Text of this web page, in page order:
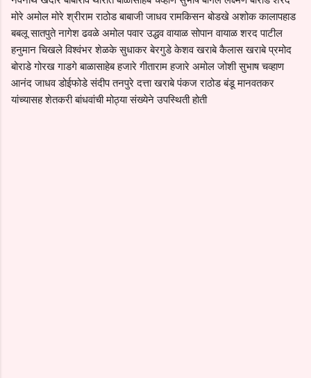
मोरे अमोल मोरे श्रीराम राठोड बाबाजी जाधव रामकिसन बोडखे अशोक कालापहाड
बबलू सातपुते नागेश ढवळे अमोल पवार उद्धव वायाळ सोपान वायाळ शरद पाटील
हनुमान चिखले विश्वंभर शेळके सुधाकर बेरगुडे केशव खराबे कैलास खराबे प्रमोद
बोराडे गोरख गाडगे बाळासाहेब हजारे गीताराम हजारे अमोल जोशी सुभाष चव्हाण
आनंद जाधव डोईफोडे संदीप तनपुरे दत्ता खराबे पंकज राठोड बंडू मानवतकर
यांच्यासह शेतकरी बांधवांची मोठ्या संख्येने उपस्थिती होती